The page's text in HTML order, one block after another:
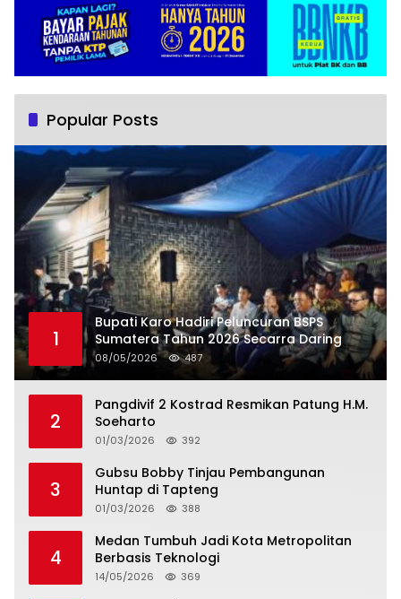
Popular Posts
1
Bupati Karo Hadiri Peluncuran BSPS
Sumatera Tahun 2026 Secarra Daring
08/05/2026 487
2
Pangdivif 2 Kostrad Resmikan Patung H.M.
Soeharto
01/03/2026 392
3
Gubsu Bobby Tinjau Pembangunan
Huntap di Tapteng
01/03/2026 388
4
Medan Tumbuh Jadi Kota Metropolitan
Berbasis Teknologi
14/05/2026 369